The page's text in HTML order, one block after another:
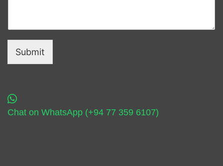
Submit
Chat on WhatsApp (+94 77 359 6107)